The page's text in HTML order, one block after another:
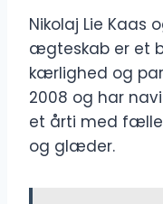
Nikolaj Lie Kaas
ægteskab er et
kærlighed og
2008 og har
et årti med
og glæder.